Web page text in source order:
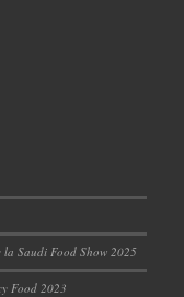
Saudi Food Show 2025
Food 2023